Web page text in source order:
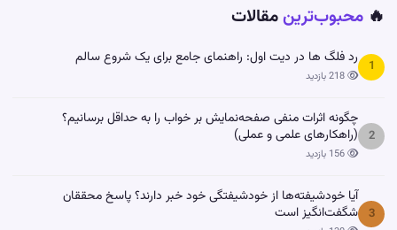
🔥 محبوب‌ترینمقالات
1 رد فلگ ها در دیت اول: راهنمای جامع برای یک شروع سالم
2
چگونه اثرات منفی صفحه‌نمایش بر خواب را به حداقل برسانیم؟
(راهکارهای علمی و عملی)
3
آیا خودشیفته‌ها از خودشیفتگی خود خبر دارند؟ پاسخ محققان
شگفت‌انگیز است